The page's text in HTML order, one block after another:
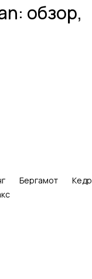
: обзор,
Бергамот Кедр